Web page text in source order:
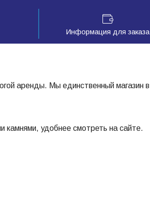
Информация для заказа
аренды. Мы единственный магазин в
камнями, удобнее смотреть на сайте.